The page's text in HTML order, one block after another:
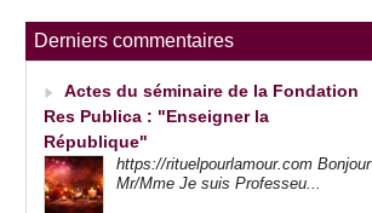
Derniers commentaires
Actes du séminaire de la Fondation
Res Publica : "Enseigner la
République"
https://rituelpourlamour.com Bonjour
Mr/Mme Je suis Professeu...